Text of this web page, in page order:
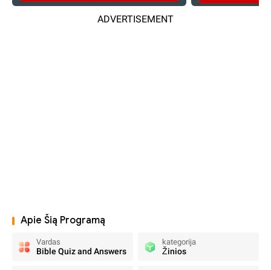
ADVERTISEMENT
Apie Šią Programą
Vardas
Bible Quiz and Answers
kategorija
Žinios